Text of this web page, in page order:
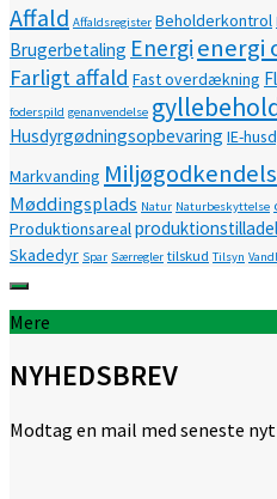
Affald Affaldsregister Beholderkontrol
Brugerbetaling Energi energi
Farligt affald Fast overdækning
foderspild genanvendelse
Husdyrgødningsopbevaring IE-
Markvanding
Møddingsplads Natur Naturbeskyttelse
Produktionsareal
Skadedyr Spar Særregler tilskud Tilsyn
Mere
NYHEDSBREV
Modtag en mail med seneste